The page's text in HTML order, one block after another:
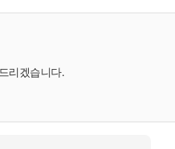
리겠습니다.